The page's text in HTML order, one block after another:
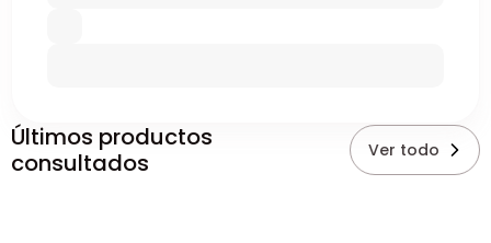
Últimos productos
consultados
Ver todo